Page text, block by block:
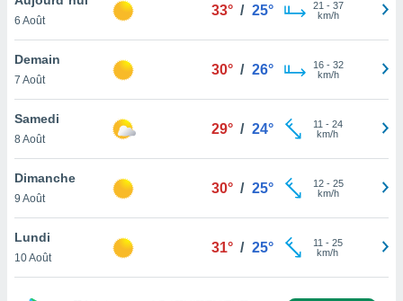
et
»,
au
vous
qu'ils
ou
le
ainsi
6 Août
33° / 25° 21 - 37
km/h
Demain
7 Août
30° / 26° 16- 32
km/h
Samedi
8 Août
29° / 24° 11 - 24
km/h
Dimanche
9 Août
30° / 25° 12- 25
km/h
Lundi
10 Août
31° / 25° 11 - 25
km/h